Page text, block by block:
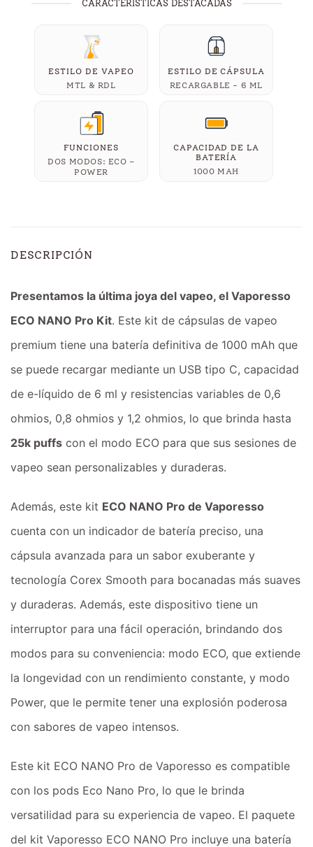
CARACTERÍSTICAS DESTACADAS
ESTILO DE VAPEO
MTL & RDL
ESTILO DE CÁPSULA
RECARGABLE - 6 ML
FUNCIONES
DOS MODOS: ECO –
POWER
CAPACIDAD DE LA
BATERÍA
1000 MAH
DESCRIPCIÓN
Presentamos la última joya del vapeo, el Vaporesso
ECO NANO Pro Kit. Este kit de cápsulas de vapeo
premium tiene una batería definitiva de 1000 mAh que
se puede recargar mediante un USB tipo C, capacidad
de e-líquido de 6 ml y resistencias variables de 0,6
ohmios, 0,8 ohmios y 1,2 ohmios, lo que brinda hasta
25k puffs con el modo ECO para que sus sesiones de
vapeo sean personalizables y duraderas.
Además, este kit ECO NANO Pro de Vaporesso
cuenta con un indicador de batería preciso, una
cápsula avanzada para un sabor exuberante y
tecnología Corex Smooth para bocanadas más suaves
y duraderas. Además, este dispositivo tiene un
interruptor para una fácil operación, brindando dos
modos para su conveniencia: modo ECO, que extiende
la longevidad con un rendimiento constante, y modo
Power, que le permite tener una explosión poderosa
con sabores de vapeo intensos.
Este kit ECO NANO Pro de Vaporesso es compatible
con los pods Eco Nano Pro, lo que le brinda
versatilidad para su experiencia de vapeo. El paquete
del kit Vaporesso ECO NANO Pro incluye una batería